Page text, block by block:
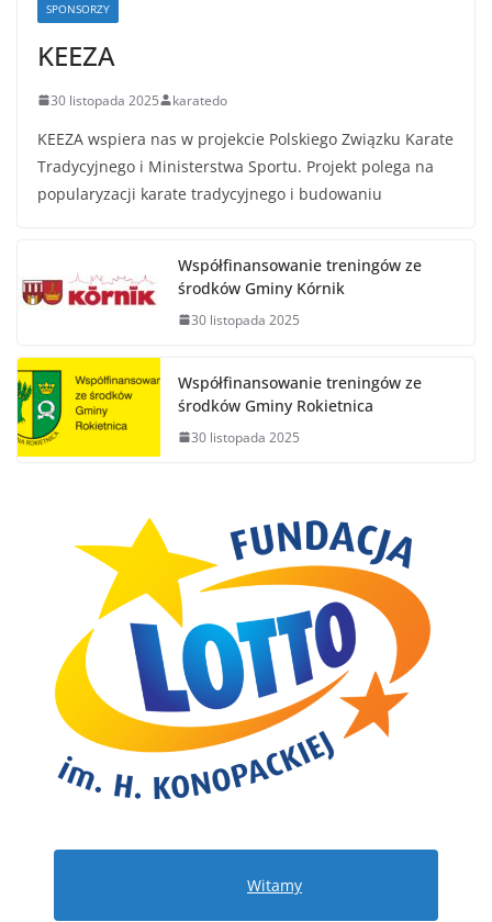
SPONSORZY
KEEZA
30 listopada 2025 karatedo
KEEZA wspiera nas w projekcie Polskiego Związku Karate
Tradycyjnego i Ministerstwa Sportu. Projekt polega na
popularyzacji karate tradycyjnego i budowaniu
Współfinansowanie treningów ze
środków Gminy Kórnik
30 listopada 2025
Współfinansowanie treningów ze
środków Gminy Rokietnica
30 listopada 2025
Witamy